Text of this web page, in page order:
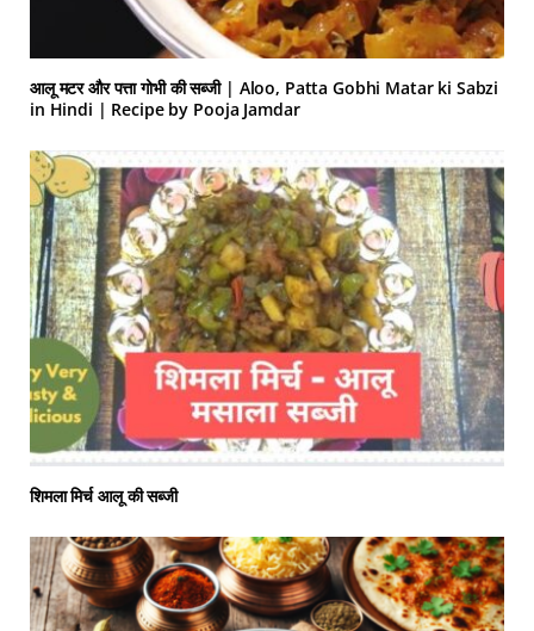
आलू मटर और पत्ता गोभी की सब्जी | Aloo, Patta Gobhi Matar ki Sabzi
in Hindi | Recipe by Pooja Jamdar
शिमला मिर्च आलू की सब्जी